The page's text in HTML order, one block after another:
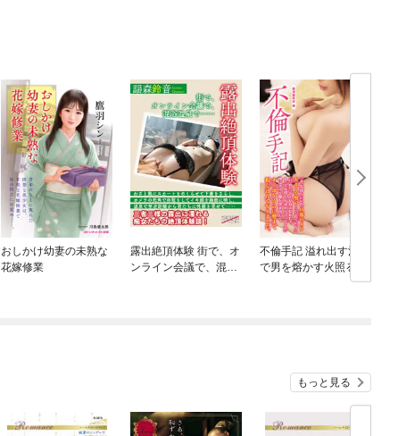
おしかけ幼妻の未熟な
花嫁修業
露出絶頂体験 街で、オ
ンライン会議で、混浴
不倫手記 溢れ出す淫水
で男を熔かす火照る魔
もっと見る